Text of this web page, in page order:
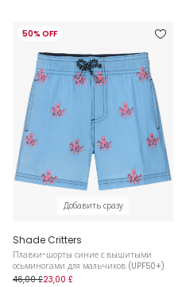
50% OFF
Добавить сразу
Shade Critters
Плавки-шорты синие с вышитыми
осьминогами для мальчиков (UPF50+)
46,00 £23,00 £